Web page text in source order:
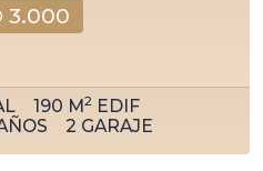
3.000
190 M2EDIF
2 GARAJE